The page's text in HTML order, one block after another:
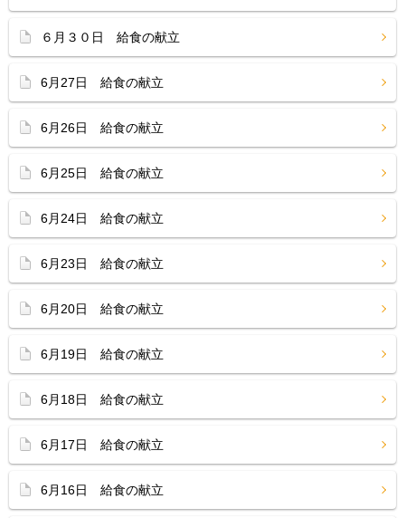
６月３０日 給食の献立
6月27日 給食の献立
6月26日 給食の献立
6月25日 給食の献立
6月24日 給食の献立
6月23日 給食の献立
6月20日 給食の献立
6月19日 給食の献立
6月18日 給食の献立
6月17日 給食の献立
6月16日 給食の献立